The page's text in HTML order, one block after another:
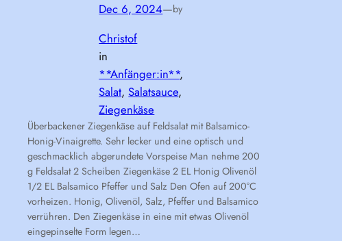
Dec 6, 2024—by
Christof
in
**Anfänger:in**
Salat, Salatsauce
Ziegenkäse
Überbackener Ziegenkäse auf Feldsalat mit Balsamico-
Honig-Vinaigrette. Sehr lecker und eine optisch und
geschmacklich abgerundete Vorspeise Man nehme 200
g Feldsalat 2 Scheiben Ziegenkäse 2 EL Honig Olivenöl
1/2 EL Balsamico Pfeffer und Salz Den Ofen auf 200°C
vorheizen. Honig, Olivenöl, Salz, Pfeffer und Balsamico
verrühren. Den Ziegenkäse in eine mit etwas Olivenöl
eingepinselte Form legen…